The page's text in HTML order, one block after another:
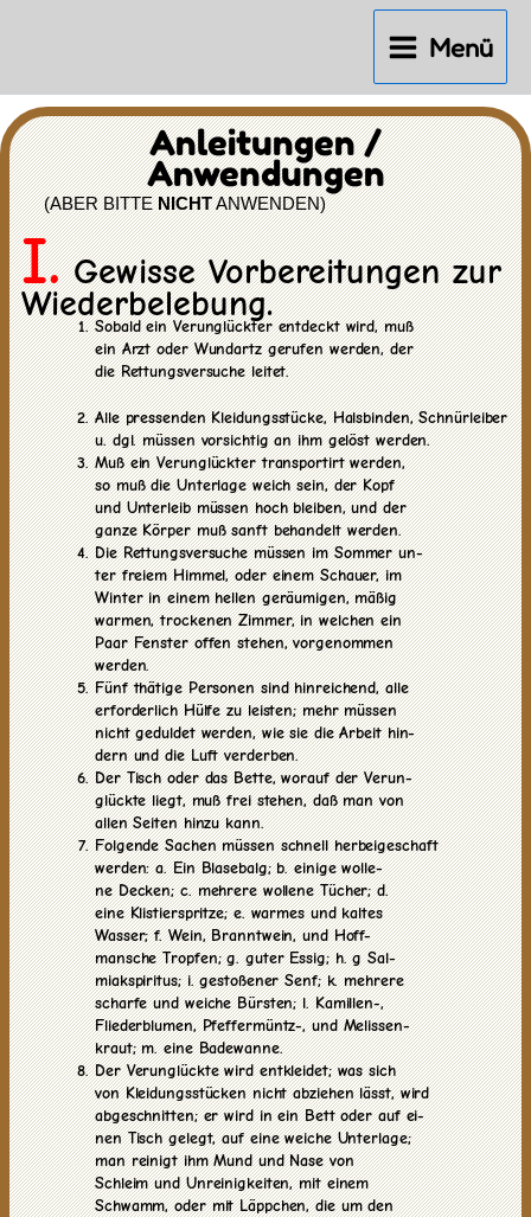
Menü
Anleitungen /
Anwendungen
(ABER BITTENICHTANWENDEN)
I. Gewisse Vorbereitungen zur
Wiederbelebung.
Sobald ein Verunglückter entdeckt wird, muß
ein Arzt oder Wundartz gerufen werden, der
die Rettungsversuche leitet.
Alle pressenden Kleidungsstücke, Halsbinden, Schnürleiber
u. dgl. müssen vorsichtig an ihm gelöst werden.
Muß ein Verunglückter transportirt werden,
so muß die Unterlage weich sein, der Kopf
und Unterleib müssen hoch bleiben, und der
ganze Körper muß sanft behandelt werden.
Die Rettungsversuche müssen im Sommer un-
ter freiem Himmel, oder einem Schauer, im
Winter in einem hellen geräumigen, mäßig
warmen, trockenen Zimmer, in welchen ein
Paar Fenster offen stehen, vorgenommen
werden.
Fünf thätige Personen sind hinreichend, alle
erforderlich Hülfe zu leisten; mehr müssen
nicht geduldet werden, wie sie die Arbeit hin-
dern und die Luft verderben.
Der Tisch oder das Bette, worauf der Verun-
glückte liegt, muß frei stehen, daß man von
allen Seiten hinzu kann.
Folgende Sachen müssen schnell herbeigeschaft
werden: a. Ein Blasebalg; b. einige wolle-
ne Decken; c. mehrere wollene Tücher; d.
eine Klistierspritze; e. warmes und kaltes
Wasser; f. Wein, Branntwein, und Hoff-
mansche Tropfen; g. guter Essig; h. g Sal-
miakspiritus; i. gestoßener Senf; k. mehrere
scharfe und weiche Bürsten; l. Kamillen-,
Fliederblumen, Pfeffermüntz-, und Melissen-
kraut; m. eine Badewanne.
Der Verunglückte wird entkleidet; was sich
von Kleidungsstücken nicht abziehen lässt, wird
abgeschnitten; er wird in ein Bett oder auf ei-
nen Tisch gelegt, auf eine weiche Unterlage;
man reinigt ihm Mund und Nase von
Schleim und Unreinigkeiten, mit einem
Schwamm, oder mit Läppchen, die um den